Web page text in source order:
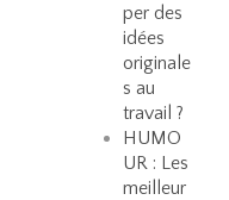
per des
idées
originale
s au
travail ?
HUMO
UR : Les
meilleur